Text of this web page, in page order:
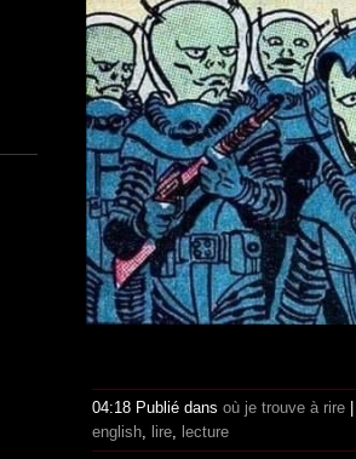
04:18 Publié dans où je trouve à rire
english
lire lecture